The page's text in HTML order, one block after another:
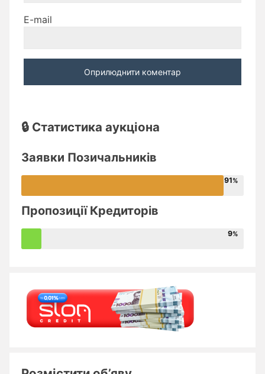
E-mail
🔒 Статистика аукціона
Заявки Позичальників
91
Пропозиції Кредиторів
9